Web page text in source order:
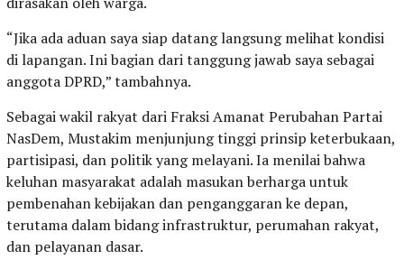
“Jika ada aduan saya siap datang langsung melihat kondisi
di lapangan. Ini bagian dari tanggung jawab saya sebagai
anggota DPRD,” tambahnya.
Sebagai wakil rakyat dari Fraksi Amanat Perubahan Partai
NasDem, Mustakim menjunjung tinggi prinsip keterbukaan,
partisipasi, dan politik yang melayani. Ia menilai bahwa
keluhan masyarakat adalah masukan berharga untuk
pembenahan kebijakan dan penganggaran ke depan,
terutama dalam bidang infrastruktur, perumahan rakyat,
dan pelayanan dasar.